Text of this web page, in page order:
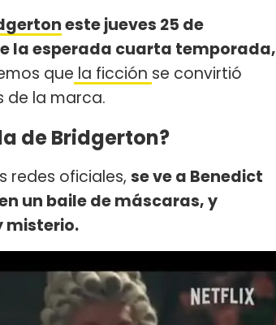
este jueves 25 de
la esperada cuarta temporada,
que la ficción se convirtió
de la marca.
de Bridgerton?
redes oficiales, se ve a Benedict
un baile de máscaras, y
misterio.